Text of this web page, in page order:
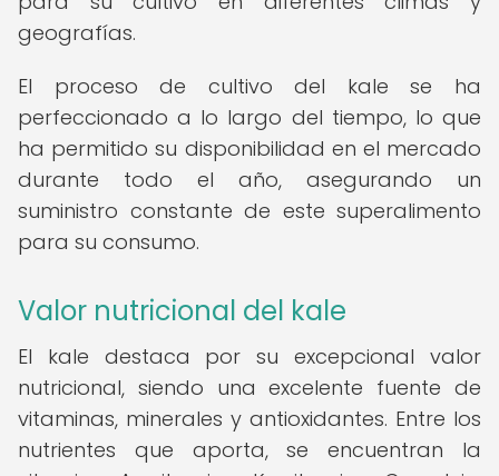
geografías.
El proceso de cultivo del kale se ha
perfeccionado a lo largo del tiempo, lo que
ha permitido su disponibilidad en el mercado
durante todo el año, asegurando un
suministro constante de este superalimento
para su consumo.
Valor nutricional del kale
El kale destaca por su excepcional valor
nutricional, siendo una excelente fuente de
vitaminas, minerales y antioxidantes. Entre los
nutrientes que aporta, se encuentran la